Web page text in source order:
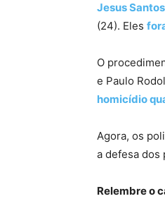
Jesus Santos
(24). Eles
O
e Paulo
homicídio
Agora, os
a defesa dos
Relembre o